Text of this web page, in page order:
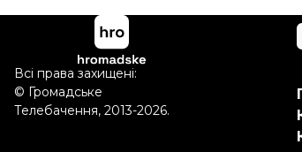
Всі права захищені:
© Громадське
Телебачення, 2013-2026.